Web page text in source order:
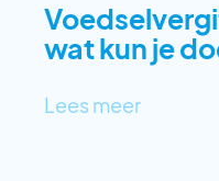
wat kun je
Lees meer